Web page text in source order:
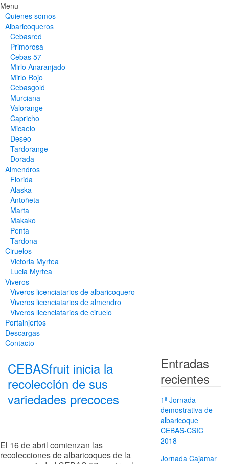
Menu
Quienes somos
Albaricoqueros
Cebasred
Primorosa
Cebas 57
Mirlo Anaranjado
Mirlo Rojo
Cebasgold
Murciana
Valorange
Capricho
Micaelo
Deseo
Tardorange
Dorada
Almendros
Florida
Alaska
Antoñeta
Marta
Makako
Penta
Tardona
Ciruelos
Victoria Myrtea
Lucia Myrtea
Viveros
Viveros licenciatarios de albaricoquero​
Viveros licenciatarios de almendro​
Viveros licenciatarios de ciruelo
Portainjertos
Descargas
Contacto
CEBASfruit inicia la
recolección de sus
variedades precoces
El 16 de abril comienzan las
recolecciones de albaricoques de la
Entradas
recientes
1ª Jornada
demostrativa de
albaricoque
CEBAS-CSIC
2018
Jornada Cajamar